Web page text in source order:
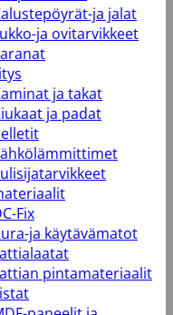
ja jalat
ja ovitarvikkeet
ja takat
ja padat
Fix
ja käytävämatot
pintamateriaalit